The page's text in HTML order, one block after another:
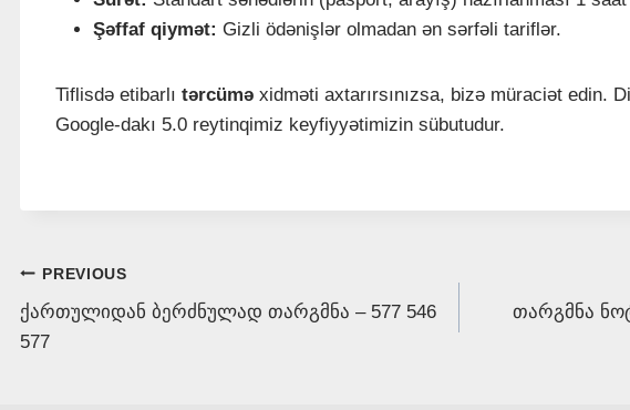
Şəffaf qiymət: Gizli ödənişlər olmadan ən sərfəli tariflər.
Tiflisdə etibarlı tərcümə xidməti axtarırsınızsa, bizə müraciət edin.
Google-dakı 5.0 reytinqimiz keyfiyyətimizin sübutudur.
Post
navigation
PREVIOUS
ქართულიდან ბერძნულად თარგმნა – 577 546
577
თარგმნა